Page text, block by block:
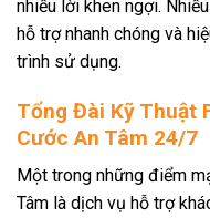
nhiều lời khen ngợi.
hỗ trợ nhanh chóng và
trình sử dụng.
Tổng Đài Kỹ Thuật
Cước An Tâm 24/7
Một trong những điểm
Tâm là dịch vụ hỗ trợ